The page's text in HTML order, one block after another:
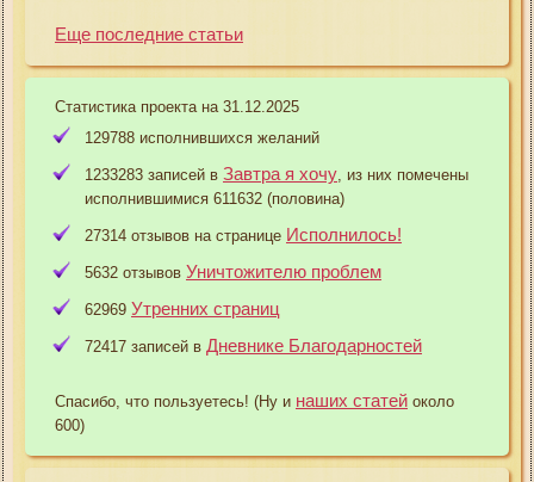
Еще последние статьи
Статистика проекта на 31.12.2025
129788 исполнившихся желаний
1233283 записей в Завтра я хочу , из них помечены
исполнившимися 611632 (половина)
27314 отзывов на странице Исполнилось!
5632 отзывов Уничтожителю проблем
62969 Утренних страниц
72417 записей в Дневнике Благодарностей
Спасибо, что пользуетесь! (Ну и наших статей около
600)